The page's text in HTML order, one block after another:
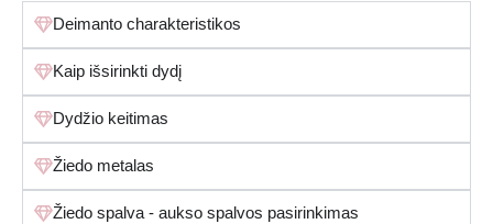
Deimanto charakteristikos
Kaip išsirinkti dydį
Dydžio keitimas
Žiedo metalas
Žiedo spalva - aukso spalvos pasirinkimas